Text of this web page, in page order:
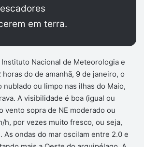
em terra.
Nacional de Meteorologia e
horas do de amanhã, 9 de janeiro, o
nublado ou limpo nas ilhas do Maio,
A visibilidade é boa (igual ou
vento sopra de NE moderado ou
h, por vezes muito fresco, ou seja,
As ondas do mar oscilam entre 2.0 e